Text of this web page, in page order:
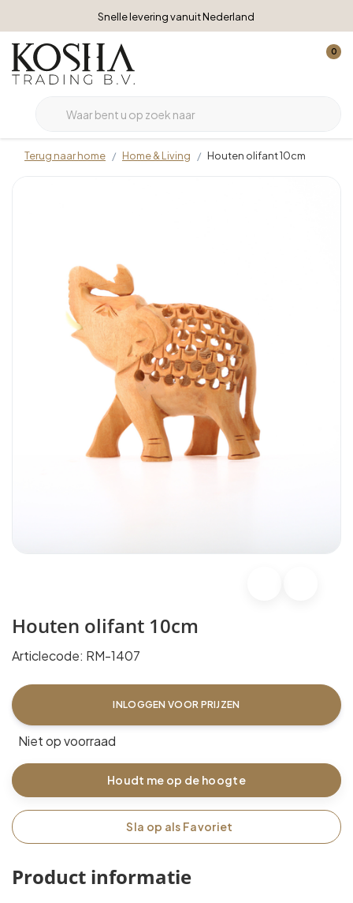
Snelle levering vanuit Nederland
0
Terug naar home Home & Living Houten olifant 10cm
Houten olifant 10cm
Articlecode: RM-1407
INLOGGEN VOOR PRIJZEN
Niet op voorraad
Houdt me op de hoogte
Sla op als Favoriet
Product informatie